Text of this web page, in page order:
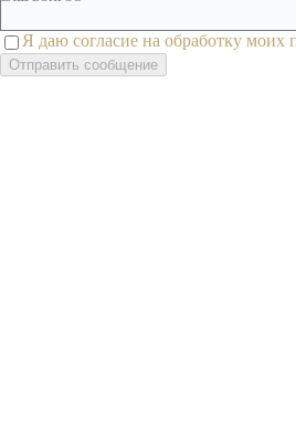
Я даю согласие на обработку моих
Отправить сообщение